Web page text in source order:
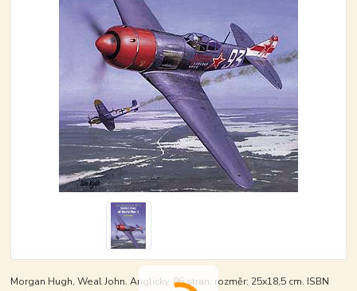
Morgan Hugh, Weal John. Anglicky, 96 stran, rozměr: 25x18,5 cm. ISBN